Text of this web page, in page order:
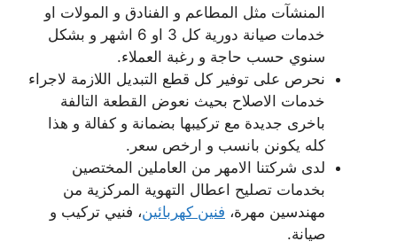
المنشآت مثل المطاعم و الفنادق و المولات او
خدمات صيانة دورية كل 3 او 6 اشهر و بشكل
سنوي حسب حاجة و رغبة العملاء.
نحرص على توفير كل قطع التبديل اللازمة لاجراء
خدمات الاصلاح بحيث نعوض القطعة التالفة
باخرى جديدة مع تركيبها بضمانة و كفالة و هذا
كله يكونن بانسب و ارخص سعر.
لدى شركتنا الامهر من العاملين المختصين
بخدمات تصليح اعطال التهوية المركزية من
مهندسين مهرة، فنين كهربائين، فنيي تركيب و
صيانة.